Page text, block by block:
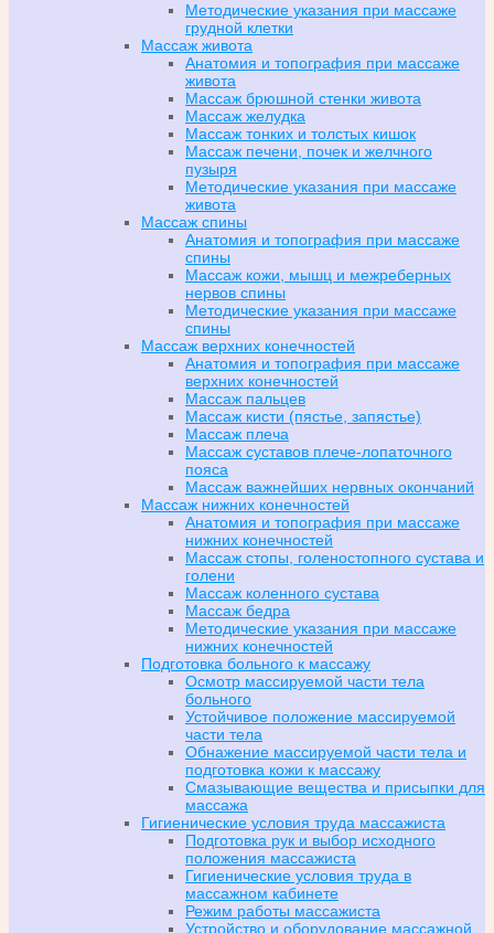
Методические указания при массаже
грудной клетки
Массаж живота
Анатомия и топография при массаже
живота
Массаж брюшной стенки живота
Массаж желудка
Массаж тонких и толстых кишок
Массаж печени, почек и желчного
пузыря
Методические указания при массаже
живота
Массаж спины
Анатомия и топография при массаже
спины
Массаж кожи, мышц и межреберных
нервов спины
Методические указания при массаже
спины
Массаж верхних конечностей
Анатомия и топография при массаже
верхних конечностей
Массаж пальцев
Массаж кисти (пястье, запястье)
Массаж плеча
Массаж суставов плече-лопаточного
пояса
Массаж важнейших нервных окончаний
Массаж нижних конечностей
Анатомия и топография при массаже
нижних конечностей
Массаж стопы, голеностопного сустава и
голени
Массаж коленного сустава
Массаж бедра
Методические указания при массаже
нижних конечностей
Подготовка больного к массажу
Осмотр массируемой части тела
больного
Устойчивое положение массируемой
части тела
Обнажение массируемой части тела и
подготовка кожи к массажу
Смазывающие вещества и присыпки для
массажа
Гигиенические условия труда массажиста
Подготовка рук и выбор исходного
положения массажиста
Гигиенические условия труда в
массажном кабинете
Режим работы массажиста
Устройство и оборудование массажной